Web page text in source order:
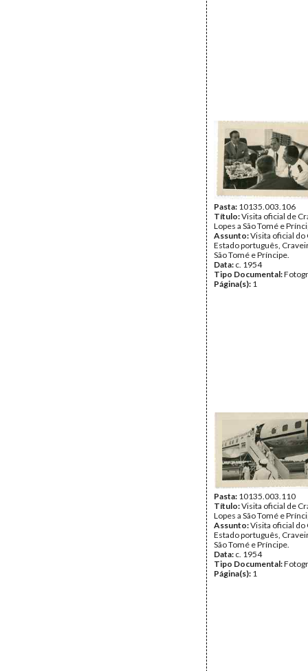
Pasta: 10135.003.106
Título:Visita oficial de
Lopes a São Tomé e
Assunto:Visita oficial do
Estado português,
São Tomé e Príncipe.
Data: c. 1954
Tipo Documental:
Página(s): 1
Pasta: 10135.003.110
Título:Visita oficial de
Lopes a São Tomé e
Assunto:Visita oficial do
Estado português,
São Tomé e Príncipe.
Data: c. 1954
Tipo Documental:
Página(s): 1